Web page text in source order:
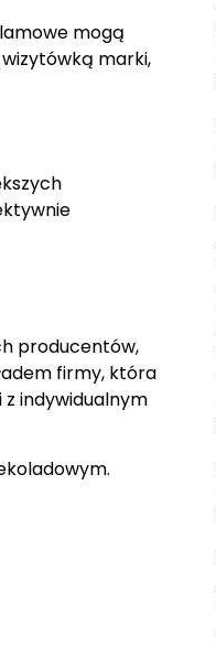
mogą
marki,
producentów,
firmy, która
z indywidualnym